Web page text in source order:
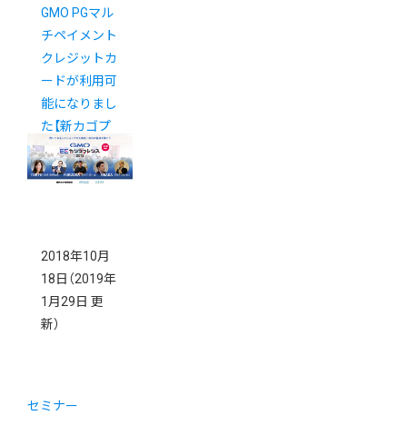
GMO PGマル
チペイメント
クレジットカ
ードが利用可
能になりまし
た【新カゴプ
ロジェクト通
信 Vol.15】
2018年10月
18日 （2019年
1月29日 更
新）
セミナー